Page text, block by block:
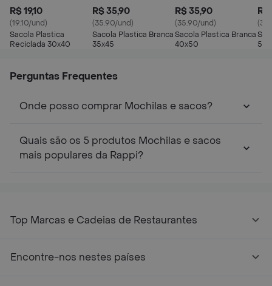
R$ 19,10
(19.10/und)
Sacola Plastica
Reciclada 30x40
R$ 35,90
(35.90/und)
Sacola Plastica Branca
35x45
R$ 35,90
(35.90/und)
Sacola Plastica Branca
40x50
R$
Perguntas Frequentes
Onde posso comprar Mochilas e sacos?
Quais são os 5 produtos Mochilas e sacos
mais populares da Rappi?
Top Marcas e Cadeias de Restaurantes
Encontre-nos nestes países